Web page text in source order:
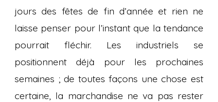
jours des fêtes de fin d’année et rien ne
laisse penser pour l’instant que la tendance
pourrait fléchir. Les industriels se
positionnent déjà pour les prochaines
semaines ; de toutes façons une chose est
certaine, la marchandise ne va pas rester